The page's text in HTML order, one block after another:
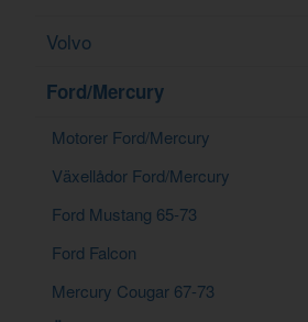
Volvo
Ford/Mercury
Motorer Ford/Mercury
Växellådor Ford/Mercury
Ford Mustang 65-73
Ford Falcon
Mercury Cougar 67-73